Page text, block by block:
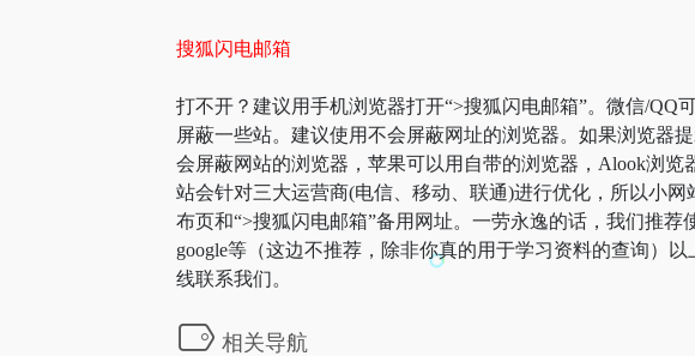
搜狐闪电邮箱
打不开？建议用手机浏览器打开“>搜狐闪电邮箱”。微信/QQ
屏蔽一些站。建议使用不会屏蔽网址的浏览器。如果浏览器
会屏蔽网站的浏览器，苹果可以用自带的浏览器，Alook浏
站会针对三大运营商(电信、移动、联通)进行优化，所以小
布页和“>搜狐闪电邮箱”备用网址。一劳永逸的话，我们推
google等（这边不推荐，除非你真的用于学习资料的查询）
线联系我们。
相关导航